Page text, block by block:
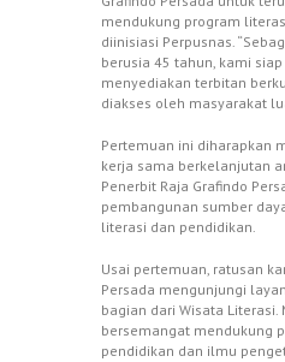
mendukung program
diinisiasi Perpusnas.
berusia 45 tahun, kami
menyediakan terbitan
diakses oleh masyarakat
Pertemuan ini diharapkan
kerja sama berkelanjutan
Penerbit Raja Grafindo
pembangunan sumber
literasi dan pendidikan.
Usai pertemuan, ratusan
Persada mengunjungi
bagian dari Wisata Literasi.
bersemangat mendukung
pendidikan dan ilmu